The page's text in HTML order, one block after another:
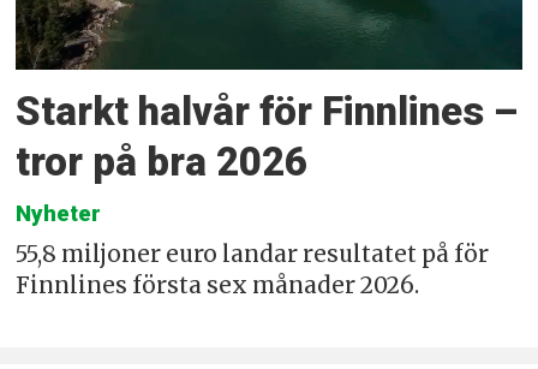
Starkt halvår för Finnlines –
tror på bra 2026
Nyheter
55,8 miljoner euro landar resultatet på för
Finnlines första sex månader 2026.